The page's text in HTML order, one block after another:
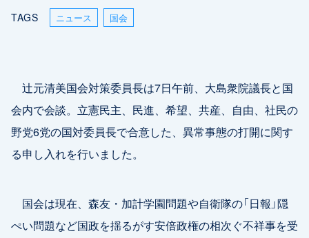
TAGS ニュース 国会
辻元清美国会対策委員長は7日午前、大島衆院議長と国
会内で会談。立憲民主、民進、希望、共産、自由、社民の
野党6党の国対委員長で合意した、異常事態の打開に関す
る申し入れを行いました。
国会は現在、森友・加計学園問題や自衛隊の「日報」隠
ぺい問題など国政を揺るがす安倍政権の相次ぐ不祥事を受